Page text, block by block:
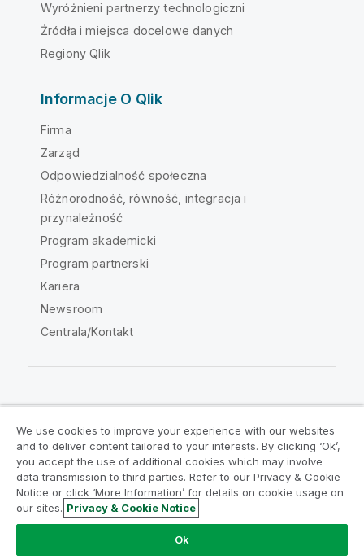
Wyróżnieni partnerzy technologiczni
Źródła i miejsca docelowe danych
Regiony Qlik
Informacje O Qlik
Firma
Zarząd
Odpowiedzialność społeczna
Różnorodność, równość, integracja i
przynależność
Program akademicki
Program partnerski
Kariera
Newsroom
Centrala/Kontakt
Umowy prawne
Warunki produktu
Legal Policies
Legal Policies
Warunki korzystania
Znaki towarowe
Do Not Share My Info
Copyright © 1993-2026 QlikTech International AB. Wszelkie
We use cookies to improve your experience with our websites
and to deliver content tailored to your interests. By clicking ‘Ok’,
you accept the use of additional cookies which may involve
data transmission to third parties. Refer to our Privacy & Cookie
Notice or click ‘More Information’ for details on cookie usage on
our sites. Privacy & Cookie Notice
Ok